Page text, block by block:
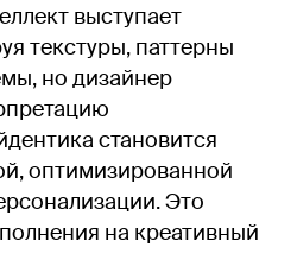
выступает
текстуры, паттерны
но дизайнер
становится
оптимизированной
Это
на креативный